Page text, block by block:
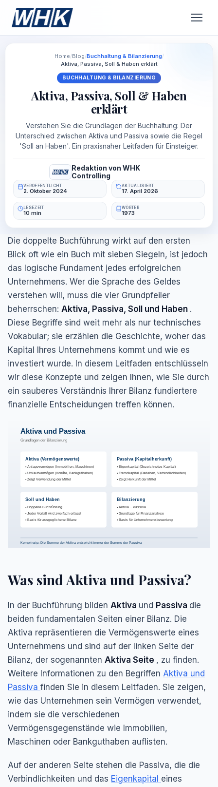
Home/Blog/Buchhaltung & Bilanzierung/
Aktiva, Passiva, Soll & Haben erklärt
BUCHHALTUNG & BILANZIERUNG
Aktiva, Passiva, Soll & Haben
erklärt
Verstehen Sie die Grundlagen der Buchhaltung: Der
Unterschied zwischen Aktiva und Passiva sowie die Regel
'Soll an Haben'. Ein praxisnaher Leitfaden für Einsteiger.
Redaktion von WHK
Controlling
VERÖFFENTLICHT
2. Oktober 2024
AKTUALISIERT
17. April 2026
LESEZEIT
10 min
WÖRTER
1973
Die doppelte Buchführung wirkt auf den ersten
Blick oft wie ein Buch mit sieben Siegeln, ist jedoch
das logische Fundament jedes erfolgreichen
Unternehmens. Wer die Sprache des Geldes
verstehen will, muss die vier Grundpfeiler
beherrschen: Aktiva, Passiva, Soll und Haben .
Diese Begriffe sind weit mehr als nur technisches
Vokabular; sie erzählen die Geschichte, woher das
Kapital Ihres Unternehmens kommt und wie es
investiert wurde. In diesem Leitfaden entschlüsseln
wir diese Konzepte und zeigen Ihnen, wie Sie durch
ein sauberes Verständnis Ihrer Bilanz fundiertere
finanzielle Entscheidungen treffen können.
Aktiva und Passiva
Grundlagen der Bilanzierung
Aktiva (Vermögenswerte)
• Anlagevermögen (Immobilien, Maschinen)
• Umlaufvermögen (Vorräte, Bankguthaben)
• Zeigt Verwendung der Mittel
Passiva (Kapitalherkunft)
• Eigenkapital (Gezeichnetes Kapital)
• Fremdkapital (Darlehen, Verbindlichkeiten)
• Zeigt Herkunft der Mittel
Soll und Haben
• Doppelte Buchführung
• Jeder Vorfall wird zweifach erfasst
• Basis für ausgeglichene Bilanz
Bilanzierung
• Aktiva = Passiva
• Grundlage für Finanzanalyse
• Basis für Unternehmensbewertung
Kernprinzip: Die Summe der Aktiva entspricht immer der Summe der Passiva
Was sind Aktiva und Passiva?
In der Buchführung bilden Aktiva und Passiva die
beiden fundamentalen Seiten einer Bilanz. Die
Aktiva repräsentieren die Vermögenswerte eines
Unternehmens und sind auf der linken Seite der
Bilanz, der sogenannten Aktiva Seite , zu finden.
Weitere Informationen zu den Begriffen Aktiva und
Passiva finden Sie in diesem Leitfaden. Sie zeigen,
wie das Unternehmen sein Vermögen verwendet,
indem sie die verschiedenen
Vermögensgegenstände wie Immobilien,
Maschinen oder Bankguthaben auflisten.
Auf der anderen Seite stehen die Passiva, die die
Verbindlichkeiten und das Eigenkapital eines